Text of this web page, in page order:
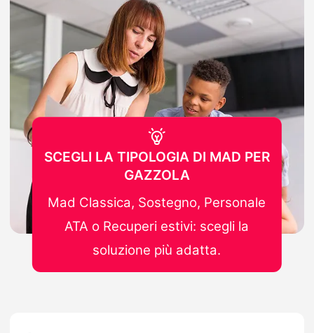
SCEGLI LA TIPOLOGIA DI MAD PER
GAZZOLA
Mad Classica, Sostegno, Personale
ATA o Recuperi estivi: scegli la
soluzione più adatta.